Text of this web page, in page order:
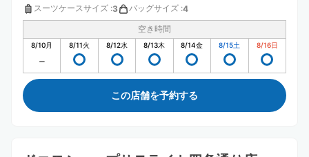
スーツケースサイズ :3 バッグサイズ :4
空き時間
8/10月 8/11火 8/12水 8/13木 8/14金 8/15土 8/16日
この店舗を予約する